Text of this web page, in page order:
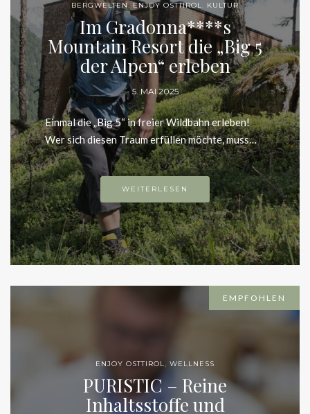
Im Gradonna****s
Mountain Resort die „Big 5
der Alpen“ erleben
5. MAI 2025
Einmal die „Big 5“ in freier Wildbahn erleben!
Wer sich diesen Traum erfüllen möchte, muss…
WEITERLESEN
EMPFOHLEN
PURISTIC – Reine
Inhaltsstoffe und